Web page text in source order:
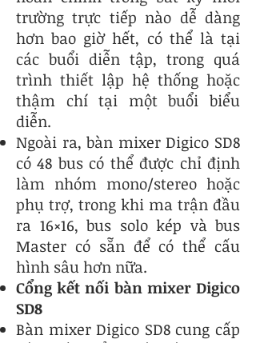
trường trực tiếp nào dễ dàng
hơn bao giờ hết, có thể là tại
các buổi diễn tập, trong quá
trình thiết lập hệ thống hoặc
thậm chí tại một buổi biểu
diễn.
Ngoài ra, bàn mixer Digico SD8
có 48 bus có thể được chỉ định
làm nhóm mono/stereo hoặc
phụ trợ, trong khi ma trận đầu
ra 16×16, bus solo kép và bus
Master có sẵn để có thể cấu
hình sâu hơn nữa.
Cổng kết nối bàn mixer Digico
SD8
Bàn mixer Digico SD8 cung cấp